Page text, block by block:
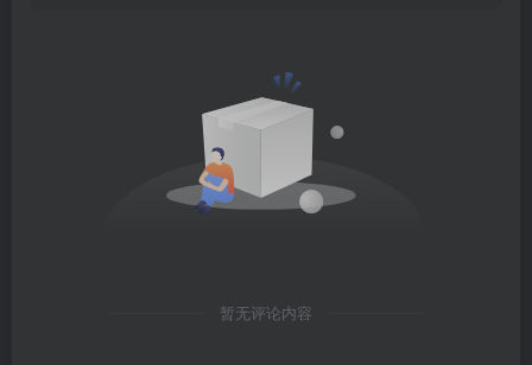
暂无评论内容